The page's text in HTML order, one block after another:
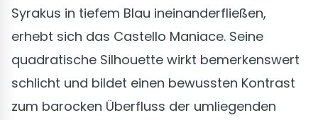
Syrakus in tiefem Blau ineinanderfließen,
erhebt sich das Castello Maniace. Seine
quadratische Silhouette wirkt bemerkenswert
schlicht und bildet einen bewussten Kontrast
zum barocken Überfluss der umliegenden